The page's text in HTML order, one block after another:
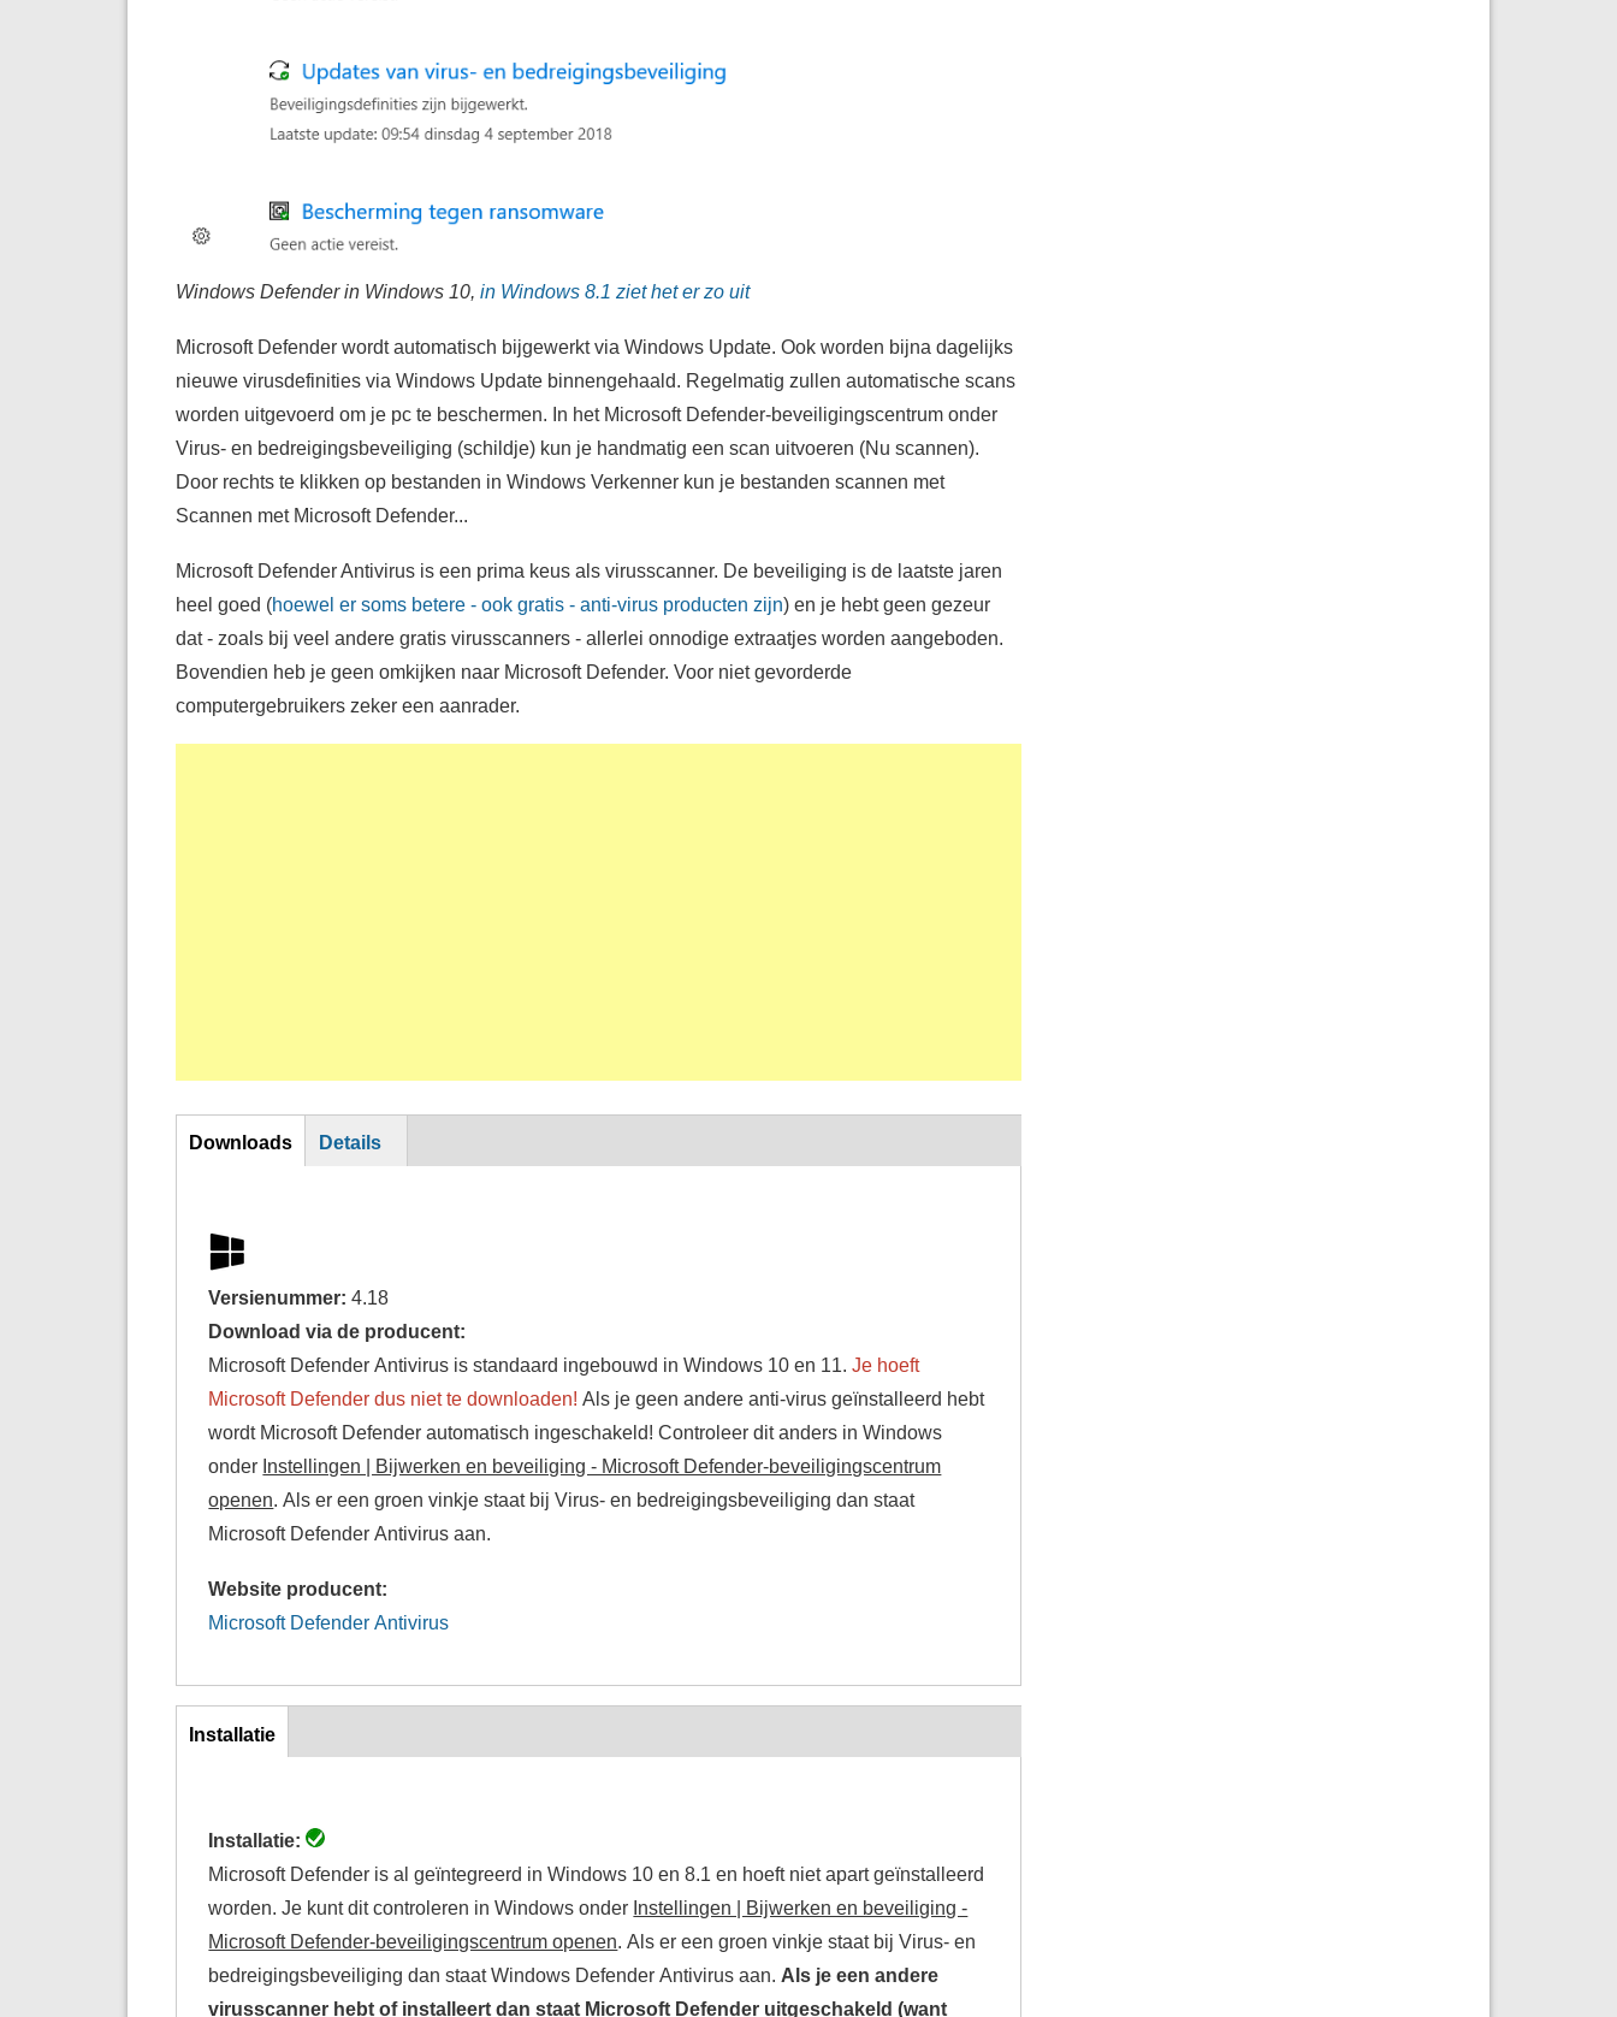
Windows Defender in Windows 10, in Windows 8.1 ziet het er zo uit
Microsoft Defender wordt automatisch bijgewerkt via Windows Update. Ook worden bijna dagelijks
nieuwe virusdefinities via Windows Update binnengehaald. Regelmatig zullen automatische scans
worden uitgevoerd om je pc te beschermen. In het Microsoft Defender-beveiligingscentrum onder
Virus- en bedreigingsbeveiliging (schildje) kun je handmatig een scan uitvoeren (Nu scannen).
Door rechts te klikken op bestanden in Windows Verkenner kun je bestanden scannen met
Scannen met Microsoft Defender...
Microsoft Defender Antivirus is een prima keus als virusscanner. De beveiliging is de laatste jaren
heel goed (hoewel er soms betere - ook gratis - anti-virus producten zijn) en je hebt geen gezeur
dat - zoals bij veel andere gratis virusscanners - allerlei onnodige extraatjes worden aangeboden.
Bovendien heb je geen omkijken naar Microsoft Defender. Voor niet gevorderde
computergebruikers zeker een aanrader.
DL
Downloads Details
Versienummer:4.18
Download via de producent:
Microsoft Defender Antivirus is standaard ingebouwd in Windows 10 en 11.Je hoeft
Microsoft Defender dus niet te downloaden! Als je geen andere anti-virus geïnstalleerd hebt
wordt Microsoft Defender automatisch ingeschakeld! Controleer dit anders in Windows
onder Instellingen | Bijwerken en beveiliging - Microsoft Defender-beveiligingscentrum
openen. Als er een groen vinkje staat bij Virus- en bedreigingsbeveiliging dan staat
Microsoft Defender Antivirus aan.
Website producent:
Microsoft Defender Antivirus
Inst
Installatie
Installatie:
Microsoft Defender is al geïntegreerd in Windows 10 en 8.1 en hoeft niet apart geïnstalleerd
worden. Je kunt dit controleren in Windows onder Instellingen | Bijwerken en beveiliging -
Microsoft Defender-beveiligingscentrum openen. Als er een groen vinkje staat bij Virus- en
bedreigingsbeveiliging dan staat Windows Defender Antivirus aan. Als je een andere
virusscanner hebt of installeert dan staat Microsoft Defender uitgeschakeld (want